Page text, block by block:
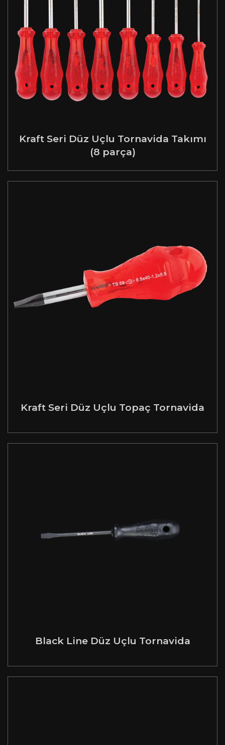
Kraft Seri Düz Uçlu Tornavida Takımı
(8 parça)
Kraft Seri Düz Uçlu Topaç Tornavida
Black Line Düz Uçlu Tornavida